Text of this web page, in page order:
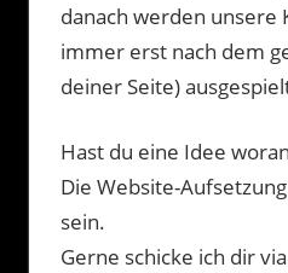
danach werden unsere
immer erst nach dem
deiner Seite)
Hast du eine Idee
Die Website-
sein.
Gerne schicke ich dir